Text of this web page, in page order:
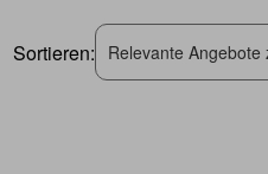
Sortieren: Relevante Angebote